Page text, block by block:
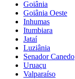
Goiânia
Goiânia Oeste
Inhumas
Itumbiara
Jataí
Luziânia
Senador Canedo
Uruaçu
Valparaíso